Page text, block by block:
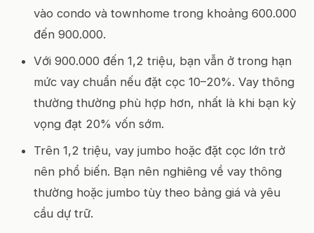
vào condo và townhome trong khoảng 600.000
đến 900.000.
Với 900.000 đến 1,2 triệu, bạn vẫn ở trong hạn
mức vay chuẩn nếu đặt cọc 10–20%. Vay thông
thường thường phù hợp hơn, nhất là khi bạn kỳ
vọng đạt 20% vốn sớm.
Trên 1,2 triệu, vay jumbo hoặc đặt cọc lớn trở
nên phổ biến. Bạn nên nghiêng về vay thông
thường hoặc jumbo tùy theo bảng giá và yêu
cầu dự trữ.